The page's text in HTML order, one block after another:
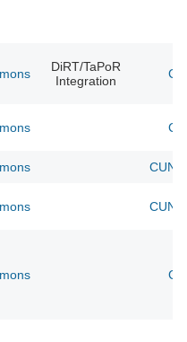
DiRT/TaPoR
Integration